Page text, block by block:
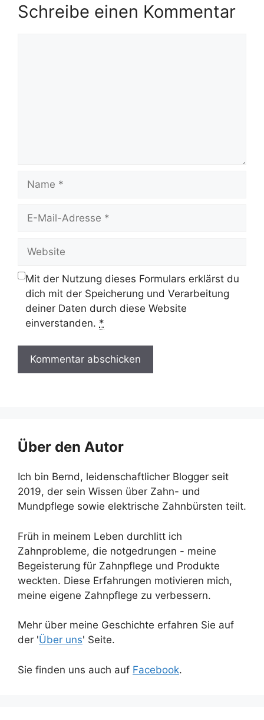
Schreibe einen Kommentar
Mail-
Mit der Nutzung dieses Formulars erklärst du
dich mit der Speicherung und Verarbeitung
deiner Daten durch diese Website
einverstanden. *
Über den Autor
Ich bin Bernd, leidenschaftlicher Blogger seit
2019, der sein Wissen über Zahn- und
Mundpflege sowie elektrische Zahnbürsten teilt.
Früh in meinem Leben durchlitt ich
Zahnprobleme, die notgedrungen - meine
Begeisterung für Zahnpflege und Produkte
weckten. Diese Erfahrungen motivieren mich,
meine eigene Zahnpflege zu verbessern.
Mehr über meine Geschichte erfahren Sie auf
der 'Über uns' Seite.
Sie finden uns auch auf Facebook.